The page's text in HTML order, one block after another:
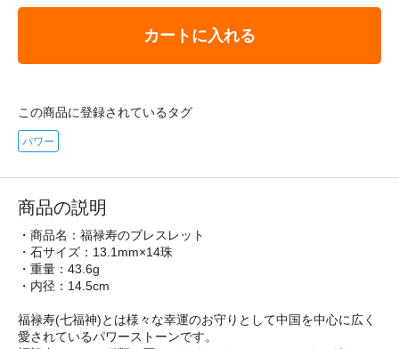
カートに入れる
この商品に登録されているタグ
パワー
商品の説明
・商品名：福禄寿のブレスレット
・石サイズ：13.1mm×14珠
・重量：43.6g
・内径：14.5cm
福禄寿(七福神)とは様々な幸運のお守りとして中国を中心に広く
愛されているパワーストーンです。